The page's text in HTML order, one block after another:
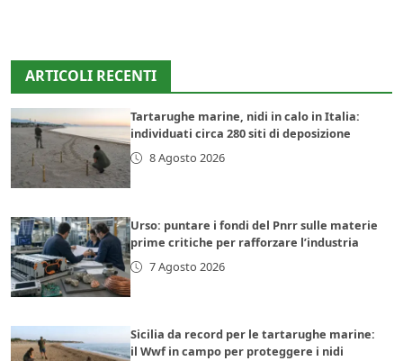
ARTICOLI RECENTI
Tartarughe marine, nidi in calo in Italia:
individuati circa 280 siti di deposizione
8 Agosto 2026
Urso: puntare i fondi del Pnrr sulle materie
prime critiche per rafforzare l’industria
7 Agosto 2026
Sicilia da record per le tartarughe marine:
il Wwf in campo per proteggere i nidi